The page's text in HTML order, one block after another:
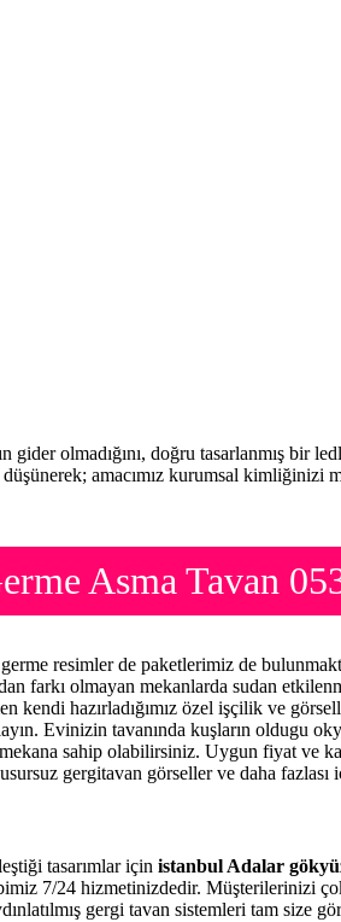
gider olmadığını, doğru tasarlanmış bir
amacımız kurumsal kimliğinizi
Asma Tavan
resimler de paketlerimiz de
farkı olmayan mekanlarda sudan
hazırladığımız özel işçilik ve
Evinizin tavanında kuşların oldugu
sahip olabilirsiniz. Uygun fiyat ve
gergitavan görseller ve daha fazlası
tasarımlar için istanbul Adalar
7/24 hizmetinizdedir. Müşterilerinizi
gergi tavan sistemleri tam size